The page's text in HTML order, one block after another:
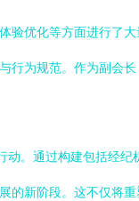
优化等方面进行了
为规范。作为副会
。通过构建包括经
新阶段。这不仅将